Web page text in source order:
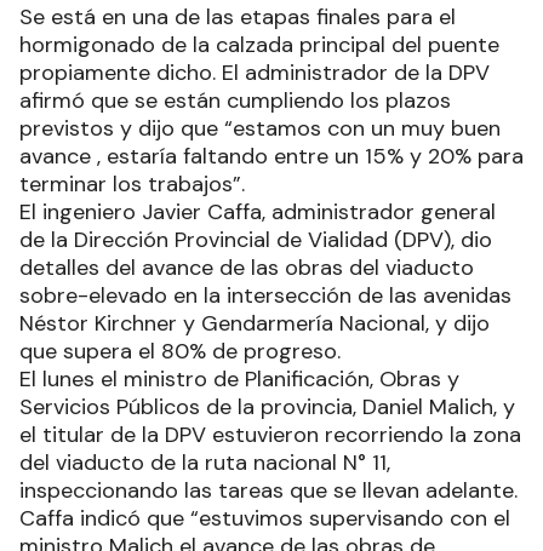
Se está en una de las etapas finales para el
hormigonado de la calzada principal del puente
propiamente dicho. El administrador de la DPV
afirmó que se están cumpliendo los plazos
previstos y dijo que “estamos con un muy buen
avance , estaría faltando entre un 15% y 20% para
terminar los trabajos”.
El ingeniero Javier Caffa, administrador general
de la Dirección Provincial de Vialidad (DPV), dio
detalles del avance de las obras del viaducto
sobre-elevado en la intersección de las avenidas
Néstor Kirchner y Gendarmería Nacional, y dijo
que supera el 80% de progreso.
El lunes el ministro de Planificación, Obras y
Servicios Públicos de la provincia, Daniel Malich, y
el titular de la DPV estuvieron recorriendo la zona
del viaducto de la ruta nacional N° 11,
inspeccionando las tareas que se llevan adelante.
Caffa indicó que “estuvimos supervisando con el